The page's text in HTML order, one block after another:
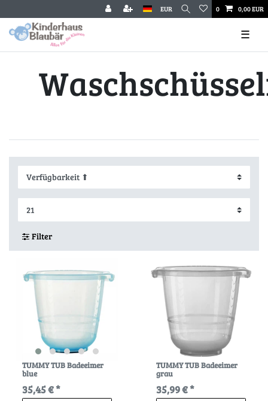
EUR 0 0,00 EUR
☰
Filter
TUMMY TUB Badeeimer
blue
35,45 € *
TUMMY TUB Badeeimer
grau
35,99 € *